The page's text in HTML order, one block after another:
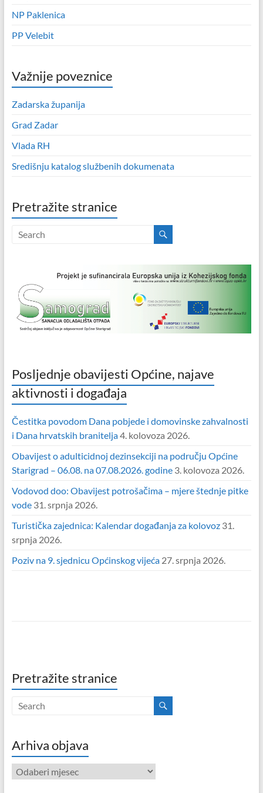
NP Paklenica
PP Velebit
Važnije poveznice
Zadarska županija
Grad Zadar
Vlada RH
Središnju katalog službenih dokumenata
Pretražite stranice
Posljednje obavijesti Općine, najave
aktivnosti i događaja
Čestitka povodom Dana pobjede i domovinske zahvalnosti
i Dana hrvatskih branitelja4. kolovoza 2026.
Obavijest o adulticidnoj dezinsekciji na području Općine
Starigrad – 06.08. na 07.08.2026. godine 3. kolovoza 2026.
Vodovod doo: Obavijest potrošačima – mjere štednje pitke
vode 31. srpnja 2026.
Turistička zajednica: Kalendar događanja za kolovoz 31.
srpnja 2026.
Poziv na 9. sjednicu Općinskog vijeća 27. srpnja 2026.
Pretražite stranice
Arhiva objava
Arhiva
objava